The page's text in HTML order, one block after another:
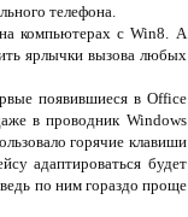
телефона.
компьютерах с Win8. А
ярлычки вызова любых
появившиеся в Office
в проводник Windows
горячие клавиши
адаптироваться будет
по ним гораздо проще